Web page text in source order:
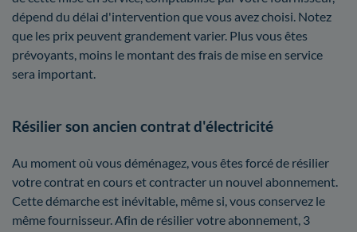
dépend du délai d'intervention que vous avez choisi. Notez
que les prix peuvent grandement varier. Plus vous êtes
prévoyants, moins le montant des frais de mise en service
sera important.
Résilier son ancien contrat d'électricité
Au moment où vous déménagez, vous êtes forcé de résilier
votre contrat en cours et contracter un nouvel abonnement.
Cette démarche est inévitable, même si, vous conservez le
même fournisseur. Afin de résilier votre abonnement, 3